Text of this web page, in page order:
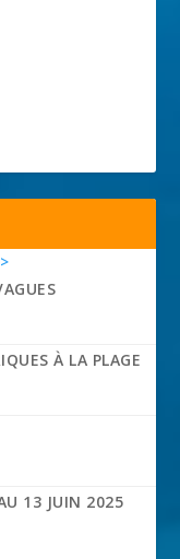
À LA PLAGE
13 JUIN 2025